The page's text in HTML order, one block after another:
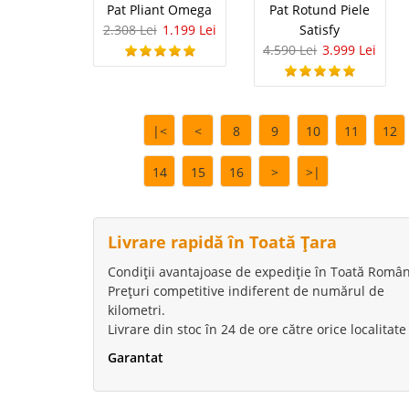
-15% Noptiera
Noptiere Tapitate cu
gama paturi din
noptiere tapitate Util
-24%
Pachet
Compact
Pachet Masa sticla
format din masa cu
bucatariei sau a
Pat Pliant Omega
2.308 Lei 1.199 Lei
Pat Rotund Piele
Satisfy
4.590 Lei 3.999 Lei
|< < 8 9 10 11 12
14 15 16 > >|
Livrare rapidă în Toată Țara
Condiții avantajoase de expediție în Toată
Prețuri competitive indiferent de numărul de
kilometri.
Livrare din stoc în 24 de ore către orice localitate
Garantat